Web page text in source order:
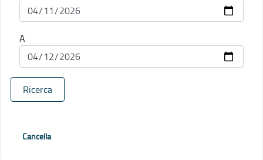
A
Ricerca
Cancella